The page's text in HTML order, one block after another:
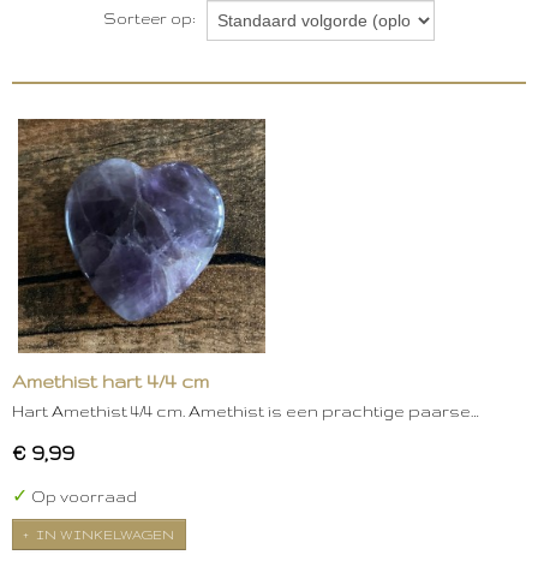
Sorteer op:
Amethist hart 4/4 cm
Hart Amethist 4/4 cm. Amethist is een prachtige paarse…
€ 9,99
✓ Op voorraad
IN WINKELWAGEN